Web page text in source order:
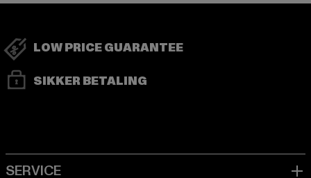
LOW PRICE GUARANTEE
SIKKER BETALING